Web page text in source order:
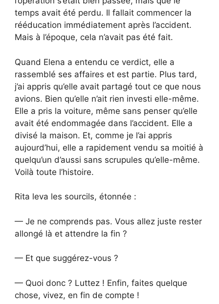
temps avait été perdu. Il fallait commencer la
rééducation immédiatement après l’accident.
Mais à l’époque, cela n’avait pas été fait.
Quand Elena a entendu ce verdict, elle a
rassemblé ses affaires et est partie. Plus tard,
j’ai appris qu’elle avait partagé tout ce que nous
avions. Bien qu’elle n’ait rien investi elle-même.
Elle a pris la voiture, même sans penser qu’elle
avait été endommagée dans l’accident. Elle a
divisé la maison. Et, comme je l’ai appris
aujourd’hui, elle a rapidement vendu sa moitié à
quelqu’un d’aussi sans scrupules qu’elle-même.
Voilà toute l’histoire.
Rita leva les sourcils, étonnée :
— Je ne comprends pas. Vous allez juste rester
allongé là et attendre la fin ?
— Et que suggérez-vous ?
— Quoi donc ? Luttez ! Enfin, faites quelque
chose, vivez, en fin de compte !